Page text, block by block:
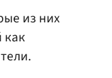
из них
как